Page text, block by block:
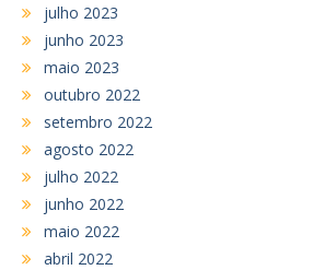
julho 2023
junho 2023
maio 2023
outubro 2022
setembro 2022
agosto 2022
julho 2022
junho 2022
maio 2022
abril 2022